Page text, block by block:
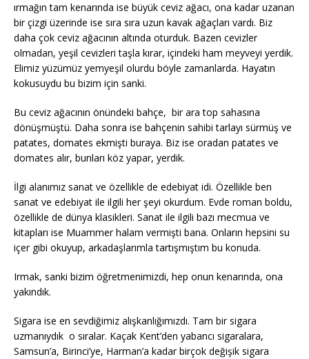
ırmağın tam kenarında ise büyük ceviz ağacı, ona kadar uzanan
bir çizgi üzerinde ise sıra sıra uzun kavak ağaçları vardı. Biz
daha çok ceviz ağacının altında oturduk. Bazen cevizler
olmadan, yeşil cevizleri taşla kırar, içindeki ham meyveyi yerdik.
Elimiz yüzümüz yemyeşil olurdu böyle zamanlarda. Hayatın
kokusuydu bu bizim için sanki.
Bu ceviz ağacının önündeki bahçe, bir ara top sahasına
dönüşmüştü. Daha sonra ise bahçenin sahibi tarlayı sürmüş ve
patates, domates ekmişti buraya. Biz ise oradan patates ve
domates alır, bunları köz yapar, yerdik.
İlgi alanımız sanat ve özellikle de edebiyat idi. Özellikle ben
sanat ve edebiyat ile ilgili her şeyi okurdum. Evde roman boldu,
özellikle de dünya klasikleri. Sanat ile ilgili bazı mecmua ve
kitapları ise Muammer halam vermişti bana. Onların hepsini su
içer gibi okuyup, arkadaşlarımla tartışmıştım bu konuda.
Irmak, sanki bizim öğretmenimizdi, hep onun kenarında, ona
yakındık.
Sigara ise en sevdiğimiz alışkanlığımızdı. Tam bir sigara
uzmanıydık o sıralar. Kaçak Kent’den yabancı sigaralara,
Samsun’a, Birinci’ye, Harman’a kadar birçok değişik sigara